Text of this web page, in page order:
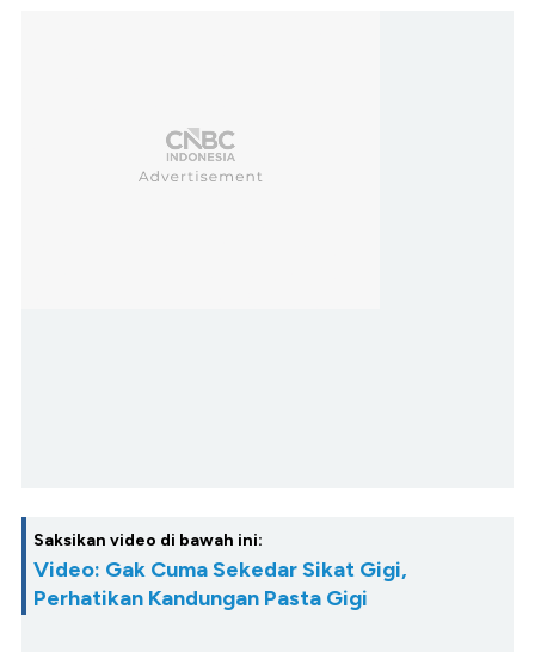
Saksikan video di bawah ini:
Video: Gak Cuma Sekedar Sikat Gigi,
Perhatikan Kandungan Pasta Gigi